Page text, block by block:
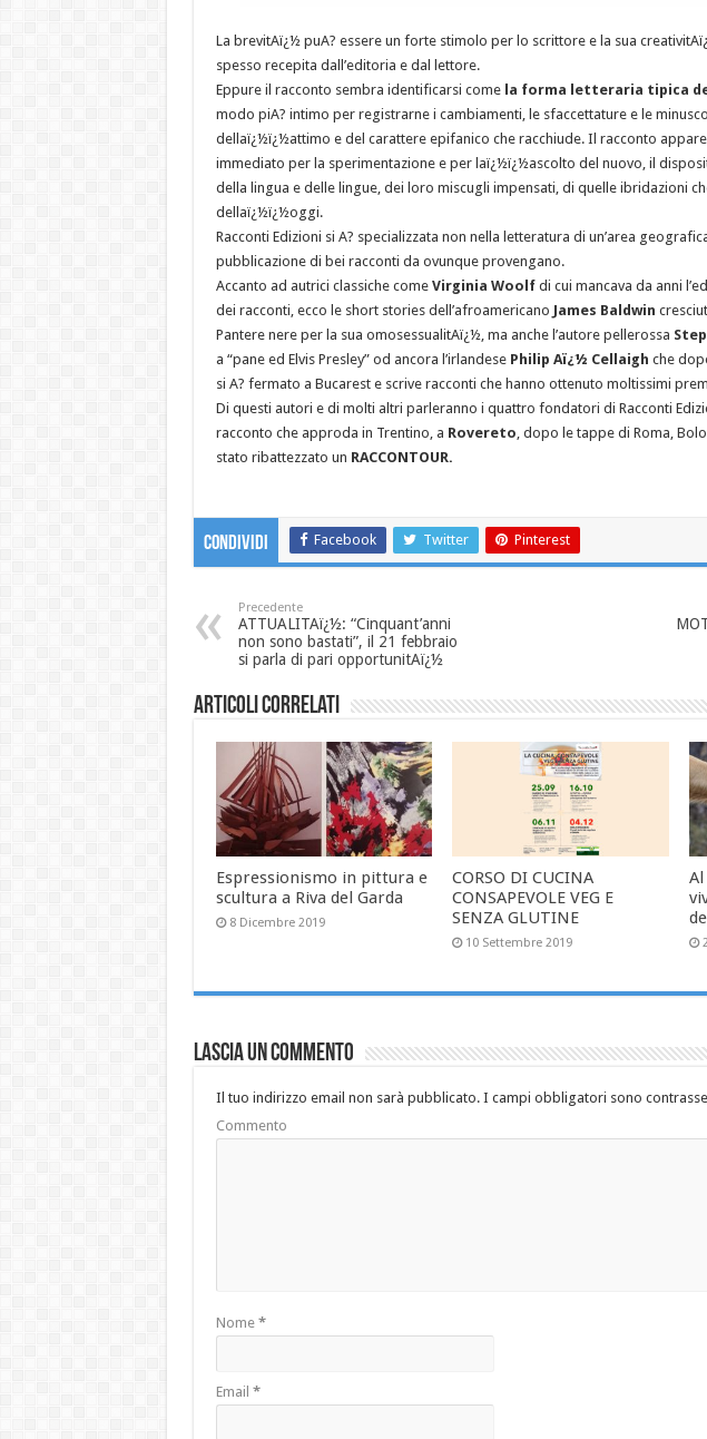
La brevitAï¿½ puA? essere un forte stimolo per lo scrittore e la sua
spesso recepita dall’editoria e dal lettore.
Eppure il racconto sembra identificarsi comela forma letteraria tipica
modo piA? intimo per registrarne i cambiamenti, le sfaccettature e le
dellaï¿½ï¿½attimo e del carattere epifanico che racchiude. Il racconto
immediato per la sperimentazione e per laï¿½ï¿½ascolto del nuovo, il
della lingua e delle lingue, dei loro miscugli impensati, di quelle ibridazioni
dellaï¿½ï¿½oggi.
Racconti Edizioni si A? specializzata non nella letteratura di un’area
pubblicazione di bei racconti da ovunque provengano.
Accanto ad autrici classiche comeVirginia Woolfdi cui mancava da anni
dei racconti, ecco le short stories dell’afroamericano James Baldwin
Pantere nere per la sua omosessualitAï¿½, ma anche l’autore pellerossa
a “pane ed Elvis Presley” od ancora l’irlandese Philip Aï¿½ Cellaigh che
si A? fermato a Bucarest e scrive racconti che hanno ottenuto moltissimi
Di questi autori e di molti altri parleranno i quattro fondatori di Racconti
racconto che approda in Trentino, a Rovereto , dopo le tappe di Roma,
stato ribattezzato un RACCONTOUR.
Condividi Facebook Twitter Pinterest
Precedente
ATTUALITAï¿½: “Cinquant’anni
non sono bastati”, il 21 febbraio
si parla di pari opportunitAï¿½
Articoli correlati
Espressionismo in pittura e
scultura a Riva del Garda
8 Dicembre 2019
CORSO DI CUCINA
CONSAPEVOLE VEG E
SENZA GLUTINE
10 Settembre 2019
Lascia un commento
Il tuo indirizzo email non sarà pubblicato.I campi obbligatori sono
Commento
Nome *
Email *